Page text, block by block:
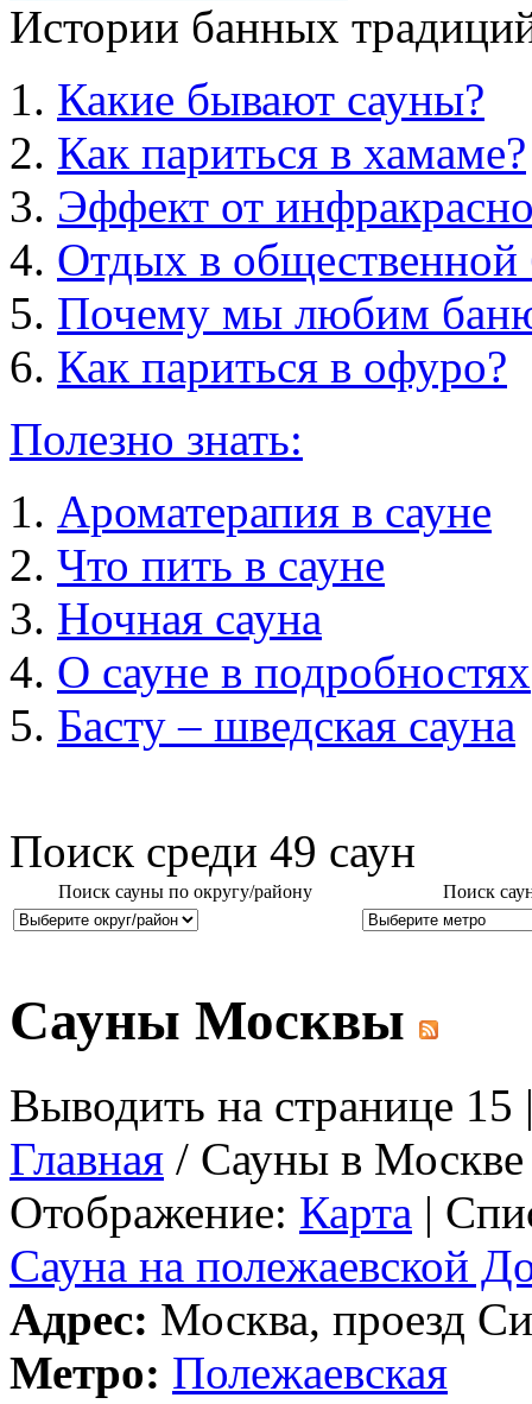
Истории банных
Какие бывают сауны?
Как париться в хамаме?
Эффект от
Отдых в общественной
Почему мы любим
Как париться в офуро?
Полезно знать:
Ароматерапия в сауне
Что пить в сауне
Ночная сауна
О сауне в подробностях
Басту – шведская сауна
Поиск среди 49 саун
Поиск сауны по округу/району Поиск
Сауны Москвы
Выводить на странице
Главная / Сауны в Москве
Отображение: Карта |
Сауна на полежаевской
Адрес: Москва, проезд
Метро: Полежаевская